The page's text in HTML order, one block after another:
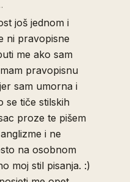
još jednom i
ni pravopisne
me ako sam
pravopisnu
sam umorna i
se tiče stilskih
proze te pišem
i ne
na osobnom
moj stil pisanja. :)